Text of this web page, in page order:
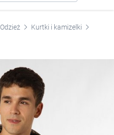
Odzież
Kurtki i kamizelki